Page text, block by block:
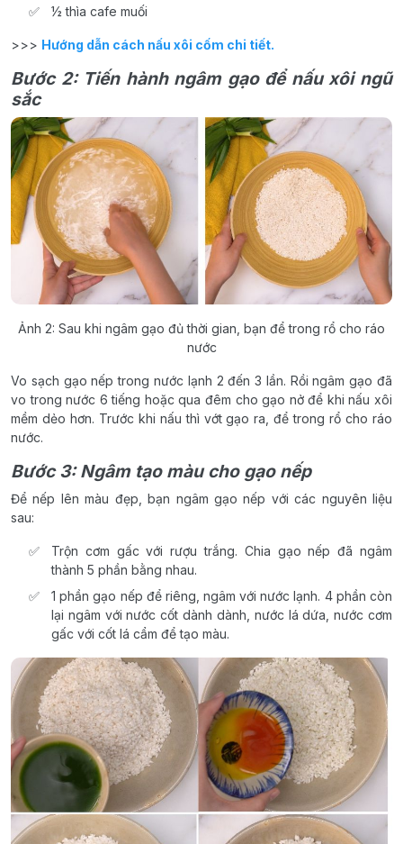
½ thìa cafe muối
>>> Hướng dẫn cách nấu xôi cốm chi tiết.
Bước 2: Tiến hành ngâm gạo để nấu xôi ngũ
sắc
Ảnh 2: Sau khi ngâm gạo đủ thời gian, bạn để trong rổ cho ráo
nước
Vo sạch gạo nếp trong nước lạnh 2 đến 3 lần. Rồi ngâm gạo đã
vo trong nước 6 tiếng hoặc qua đêm cho gạo nở để khi nấu xôi
mềm dẻo hơn. Trước khi nấu thì vớt gạo ra, để trong rổ cho ráo
nước.
Bước 3: Ngâm tạo màu cho gạo nếp
Để nếp lên màu đẹp, bạn ngâm gạo nếp với các nguyên liệu
sau:
Trộn cơm gấc với rượu trắng. Chia gạo nếp đã ngâm
thành 5 phần bằng nhau.
1 phần gạo nếp để riêng, ngâm với nước lạnh. 4 phần còn
lại ngâm với nước cốt dành dành, nước lá dứa, nước cơm
gấc với cốt lá cẩm để tạo màu.